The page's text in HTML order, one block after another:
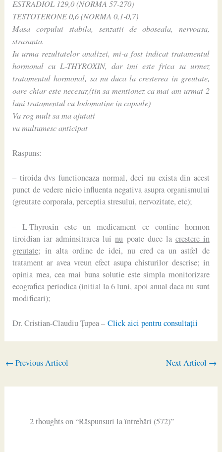
ESTRADIOL 129,0 (NORMA 57-270)
TESTOTERONE 0,6 (NORMA 0,1-0,7)
Masa corpului stabila, senzatii de oboseala, nervoasa,
strasanta.
Iu urma rezultatelor analizei, mi-a fost indicat tratamentul
hormonal cu L-THYROXIN, dar imi este frica sa urmez
tratamentul hormonal, sa nu duca la cresterea in greutate,
oare chiar este necesar,(tin sa mentionez ca mai am urmat 2
luni tratamentul cu Iodomatine in capsule)
Va rog mult sa ma ajutati
va multumesc anticipat
Raspuns:
– tiroida dvs functioneaza normal, deci nu exista din acest
punct de vedere nicio influenta negativa asupra organismului
(greutate corporala, perceptia stresului, nervozitate, etc);
– L-Thyroxin este un medicament ce contine hormon
tiroidian iar adminsitrarea luinu poate duce la crestere in
greutate; in alta ordine de idei, nu cred ca un astfel de
tratament ar avea vreun efect asupa chisturilor descrise; in
opinia mea, cea mai buna solutie este simpla monitorizare
ecografica periodica (initial la 6 luni, apoi anual daca nu sunt
modificari);
Dr. Cristian-Claudiu Ţupea –Click aici pentru consultaţii
← Previous Articol Next Articol →
2 thoughts on “Răspunsuri la întrebări (572)”